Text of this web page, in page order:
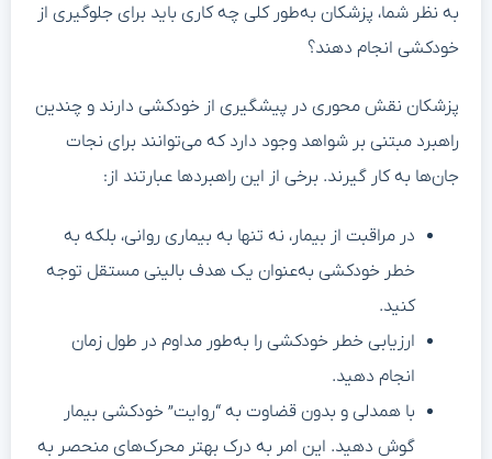
به نظر شما، پزشکان به‌طور کلی چه کاری باید برای جلوگیری از
خودکشی انجام دهند؟
پزشکان نقش محوری در پیشگیری از خودکشی دارند و چندین
راهبرد مبتنی بر شواهد وجود دارد که می‌توانند برای نجات
جان‌ها به کار گیرند. برخی از این راهبردها عبارتند از:
در مراقبت از بیمار، نه تنها به بیماری روانی، بلکه به
خطر خودکشی به‌عنوان یک هدف بالینی مستقل توجه
کنید.
ارزیابی خطر خودکشی را به‌طور مداوم در طول زمان
انجام دهید.
با همدلی و بدون قضاوت به “روایت” خودکشی بیمار
گوش دهید. این امر به درک بهتر محرک‌های منحصر به